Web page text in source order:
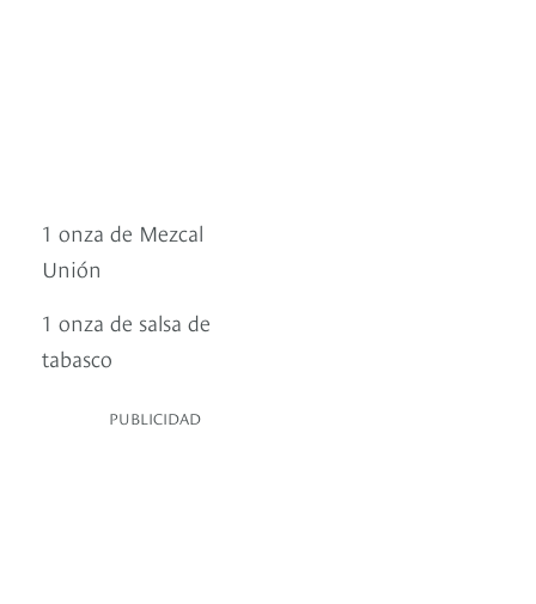
1 onza de Mezcal
Unión
1 onza de salsa de
tabasco
PUBLICIDAD